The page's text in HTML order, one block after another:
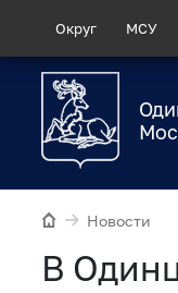
Округ МСУ
Новости
В